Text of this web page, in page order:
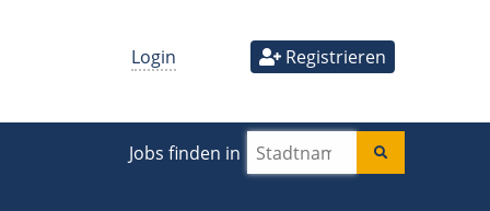
Login Registrieren
Jobs finden in